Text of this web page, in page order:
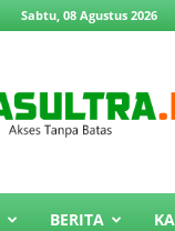
Sabtu, 08 Agustus 2026
BERITA